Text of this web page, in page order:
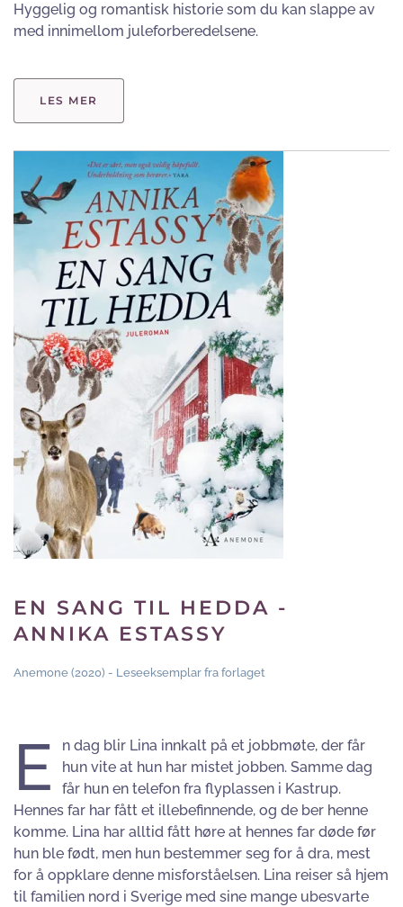
Hyggelig og romantisk historie som du kan slappe av
med innimellom juleforberedelsene.
LES MER
EN SANG TIL HEDDA -
ANNIKA ESTASSY
Anemone (2020) - Leseeksemplar fra forlaget
E
n dag blir Lina innkalt på et jobbmøte, der får
hun vite at hun har mistet jobben. Samme dag
får hun en telefon fra flyplassen i Kastrup.
Hennes far har fått et illebefinnende, og de ber henne
komme. Lina har alltid fått høre at hennes far døde før
hun ble født, men hun bestemmer seg for å dra, mest
for å oppklare denne misforståelsen. Lina reiser så hjem
til familien nord i Sverige med sine mange ubesvarte